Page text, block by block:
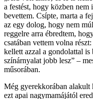
a festést, hogy közben
bevettem. Csípte, marta a
az egy dolog, hogy nem
reggelre arra ébredtem,
csatában vettem volna
kellett azzal a gondolattal
színárnyalat jobb lesz” –
műsorában.
Még gyerekkorában alakult
ezt apai nagymamájától